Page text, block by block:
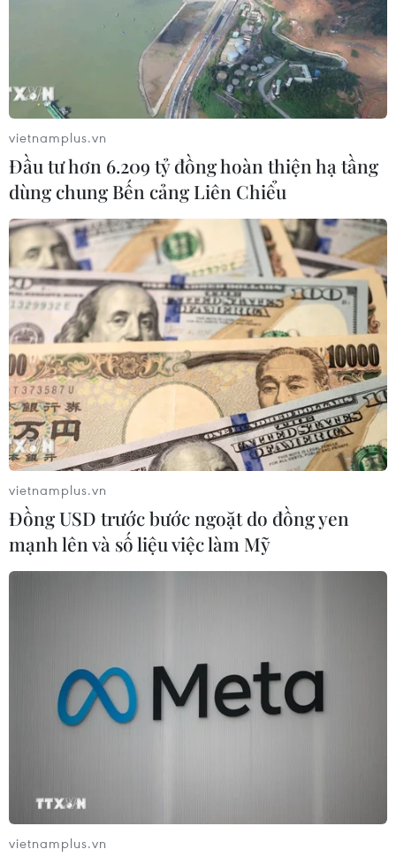
Lo ngại về lãi suất tăng thêm, giá dầu thế
giới giảm trong phiên 6/9​
07/09/2022 01:52
Khép phiên 6/9, giá dầu Brent biển Bắc giảm 2,92
USD/thùng (3%) xuống 92,83 USD/thùng, còn giá dầu
thô ngọt nhẹ của Mỹ (WTI) giao dịch ở mức 86,88
USD/thùng.
vietnamplus.vn
Đầu tư hơn 6.209 tỷ đồng hoàn thiện hạ tầng
dùng chung Bến cảng Liên Chiểu
vietnamplus.vn
Đồng USD trước bước ngoặt do đồng yen
mạnh lên và số liệu việc làm Mỹ
vietnamplus.vn